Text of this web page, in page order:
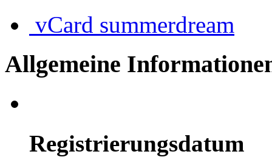
vCard summerdream
Allgemeine
Registrierungsdatum